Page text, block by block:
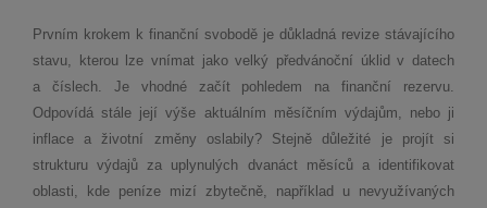
Prvním krokem k finanční svobodě je důkladná revize stávajícího
stavu, kterou lze vnímat jako velký předvánoční úklid v datech
a číslech. Je vhodné začít pohledem na finanční rezervu.
Odpovídá stále její výše aktuálním měsíčním výdajům, nebo ji
inflace a životní změny oslabily? Stejně důležité je projít si
strukturu výdajů za uplynulých dvanáct měsíců a identifikovat
oblasti, kde peníze mizí zbytečně, například u nevyužívaných